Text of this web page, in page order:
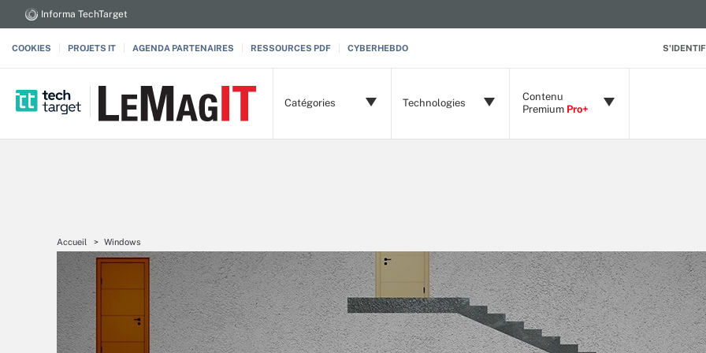
Informa TechTarget
COOKIES PROJETS IT AGENDA PARTENAIRES RESSOURCES PDF CYBERHEBDO
Catégories Technologies
Contenu
Premium Pro+
Accueil Windows